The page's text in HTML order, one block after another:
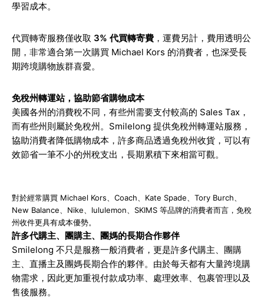
學習成本。
代買轉寄服務僅收取 3% 代買轉寄費 ，運費另計，費用透明公
開，非常適合第一次購買 Michael Kors 的消費者，也深受長
期跨境購物族群喜愛。
免稅州轉運站，協助節省購物成本
美國各州的消費稅不同，有些州需要支付較高的 Sales Tax，
而有些州則屬於免稅州。Smilelong 提供免稅州轉運站服務，
協助消費者降低購物成本，許多商品透過免稅州收貨，可以有
效節省一筆不小的州稅支出，長期累積下來相當可觀。
對於經常購買 Michael Kors、Coach、Kate Spade、Tory Burch、
New Balance、Nike、lululemon、SKIMS 等品牌的消費者而言，免稅
州收件更具有成本優勢。
許多代購主、團購主、團媽的長期合作夥伴
Smilelong 不只是服務一般消費者，更是許多代購主、團購
主、直播主及團媽長期合作的夥伴。由於每天都有大量跨境購
物需求，因此更加重視付款成功率、處理效率、包裹管理以及
售後服務。